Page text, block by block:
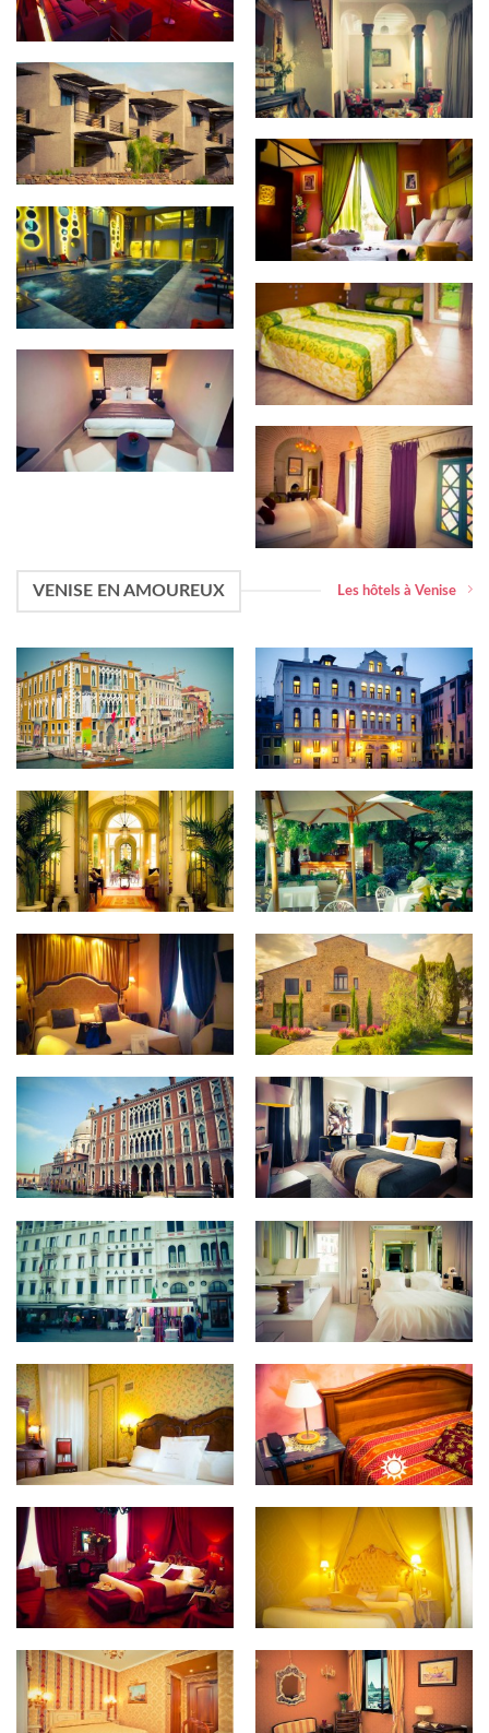
La Sultana Marrakech
Le Palais Paysan
Jardin d’Inès
Kenzi Club Agdal Medina
Eldorador Club Palmeraie
Palmeraie Resorts
Caravanserai
VENISE EN AMOUREUX Les hôtels à Venise
Palazzo Sant’Angelo Sul
Canal Grande
PALAZZO RUZZINI
Luna Hotel Baglioni Hotel Villa Mabapa
Hotel A La Commedia AD Place Venice
Centurion Palace Charming House DD.724
Hotel Londra Palace PalazzinaG
Hotel Flora Locanda Ca Zose
Albergo San Samuele Hotel Al Duca di Venezia
Hotel American Dinesen Locanda Vivaldi